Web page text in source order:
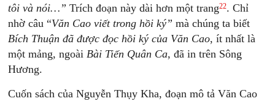
tôi và nói…” Trích đoạn này dài hơn một trang22. Chỉ
nhờ câu “Văn Cao viết trong hồi ký” mà chúng ta biết
Bích Thuận đã được đọc hồi ký của Văn Cao, ít nhất là
một mảng, ngoàiBài Tiến Quân Ca, đã in trên Sông
Hương.
Cuốn sách của Nguyễn Thụy Kha, đoạn mô tả Văn Cao